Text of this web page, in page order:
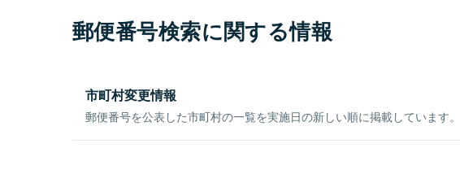
郵便番号検索に関する情報
市町村変更情報
郵便番号を公表した市町村の一覧を実施日の新しい順に掲載しています。